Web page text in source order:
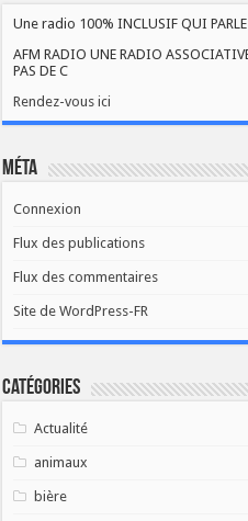
Une radio 100% INCLUSIF QUI
AFM RADIO UNE RADIO
PAS DE C
Rendez-vous ici
Méta
Connexion
Flux des publications
Flux des commentaires
Site de WordPress-FR
Catégories
Actualité
animaux
bière